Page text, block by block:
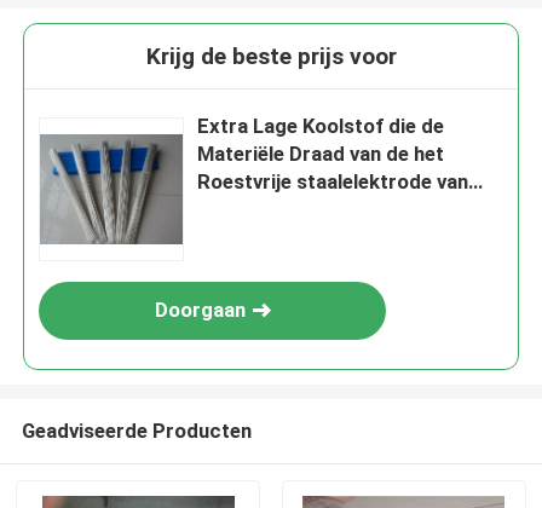
Krijg de beste prijs voor
Extra Lage Koolstof die de
Materiële Draad van de het
Roestvrije staalelektrode van
Doorgaan
Geadviseerde Producten